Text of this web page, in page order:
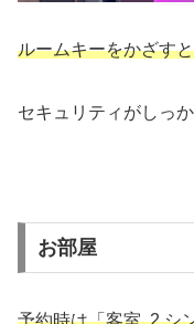
ルームキーをかざす
セキュリティがしっ
お部屋
予約時は「客室, 2 シ